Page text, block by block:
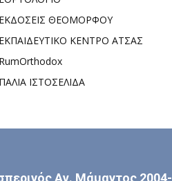
ΕΚΔΟΣΕΙΣ ΘΕΟΜΟΡΦΟΥ
ΕΚΠΑΙΔΕΥΤΙΚΟ ΚΕΝΤΡΟ ΑΤΣΑΣ
RumOrthodox
ΠΑΛΙΑ ΙΣΤΟΣΕΛΙΔΑ
Αγ. Μάμαντος 2004-